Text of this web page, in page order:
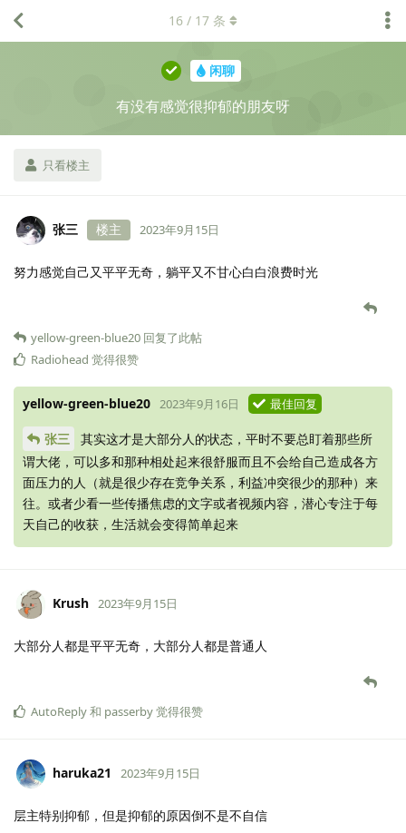
闲聊
有没有感觉很抑郁的朋友呀
只看楼主
16 / 17 条
张三 楼主 2023年9月15日
努力感觉自己又平平无奇，躺平又不甘心白白浪费时光
yellow-green-blue20 回复了此帖
Radiohead 觉得很赞
yellow-green-blue20 2023年9月16日 最佳回复
张三
其实这才是大部分人的状态，平时不要总盯着那些所
谓大佬，可以多和那种相处起来很舒服而且不会给自己造成各方
面压力的人（就是很少存在竞争关系，利益冲突很少的那种）来
往。或者少看一些传播焦虑的文字或者视频内容，潜心专注于每
天自己的收获，生活就会变得简单起来
Krush 2023年9月15日
大部分人都是平平无奇，大部分人都是普通人
AutoReply和 passerby觉得很赞
haruka21 2023年9月15日
层主特别抑郁，但是抑郁的原因倒不是不自信